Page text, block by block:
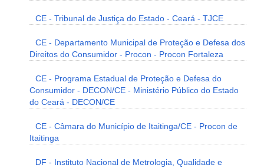
CE - Tribunal de Justiça do Estado - Ceará - TJCE
CE - Departamento Municipal de Proteção e Defesa dos
Direitos do Consumidor - Procon - Procon Fortaleza
CE - Programa Estadual de Proteção e Defesa do
Consumidor - DECON/CE - Ministério Público do Estado
do Ceará - DECON/CE
CE - Câmara do Município de Itaitinga/CE - Procon de
Itaitinga
DF - Instituto Nacional de Metrologia, Qualidade e